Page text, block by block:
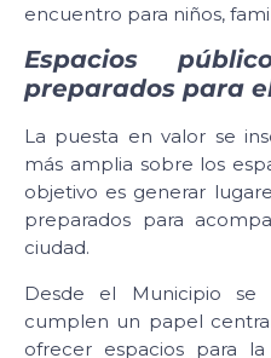
encuentro para niños,
Espacios
preparados para
La puesta en valor se
más amplia sobre los
objetivo es generar
preparados para
ciudad.
Desde el Municipio se
cumplen un papel
ofrecer espacios para